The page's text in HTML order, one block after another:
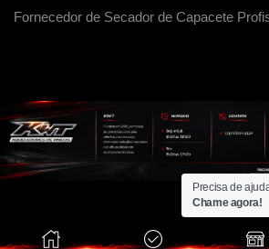
Fornecedor de Secador de Capacete
Precisa de
Chame agora!